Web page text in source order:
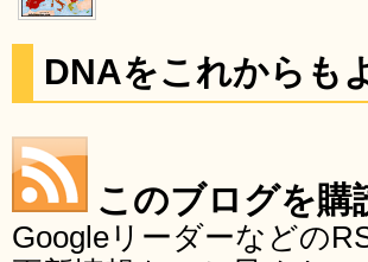
DNAをこれからも
このブログを購
Googleリーダーなどの